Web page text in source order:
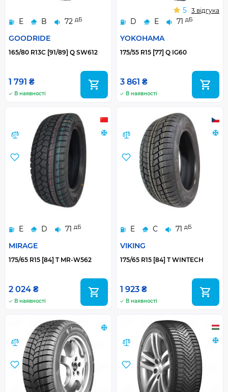
E B 72 дБ
GOODRIDE
165/80 R13С [91/89] Q SW612
1 791 ₴
В наявності
D E 71 дБ
YOKOHAMA
5 3 відгука
175/55 R15 [77] Q IG60
3 861 ₴
В наявності
E D 71 дБ
MIRAGE
175/65 R15 [84] T MR-W562
2 024 ₴
В наявності
E C 71 дБ
VIKING
175/65 R15 [84] T WINTECH
1 923 ₴
В наявності